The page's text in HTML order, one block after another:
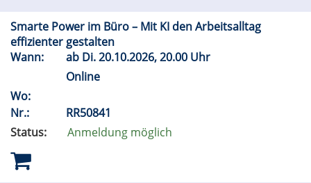
Smarte Power im Büro – Mit KI den Arbeitsalltag
effizienter gestalten
Wann:
ab Di.20.10.2026, 20.00 Uhr
Online
Wo:
Nr.:
RR50841
Status:
Anmeldung möglich